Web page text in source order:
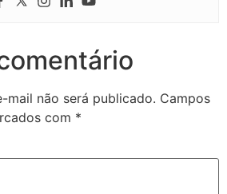
mail não será publicado. Campos
com *